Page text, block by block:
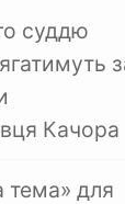
суддю
Качора
тема» для